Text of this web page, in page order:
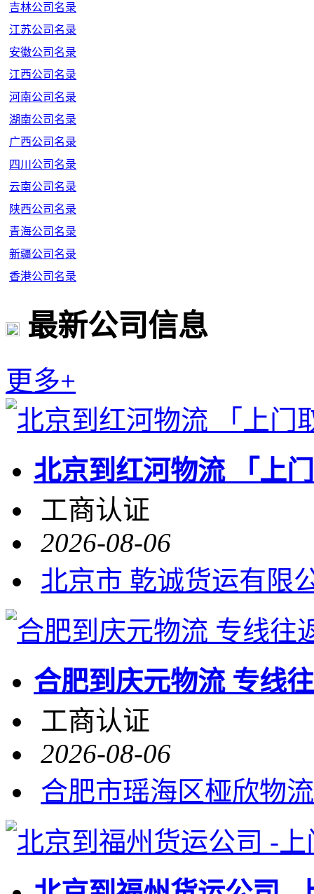
吉林公司名录
江苏公司名录
安徽公司名录
江西公司名录
河南公司名录
湖南公司名录
广西公司名录
四川公司名录
云南公司名录
陕西公司名录
青海公司名录
新疆公司名录
香港公司名录
最新公司信息
更多+
北京到红河物流 「上
工商认证
2026-08-06
北京市 乾诚货运有限
合肥到庆元物流 专线
工商认证
2026-08-06
合肥市瑶海区桠欣物